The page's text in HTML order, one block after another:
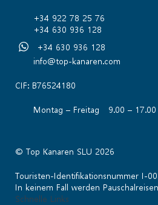
+34 922 78 25 76
+34 630 936 128
+34 630 936 128
info@top-kanaren.com
CIF: B76524180
Montag – Freitag 9.00 – 17.00
© Top Kanaren SLU 2026
Touristen-Identifikationsnummer I-
In keinem Fall werden
Schnelle Links